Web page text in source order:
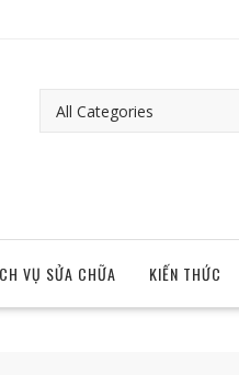
VỤ SỬA CHỮA KIẾN THỨC